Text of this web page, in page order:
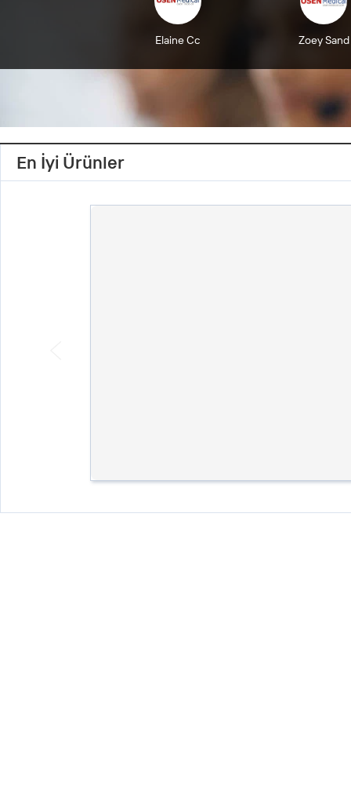
Elaine Cc Zoey Sand
En İyi Ürünler